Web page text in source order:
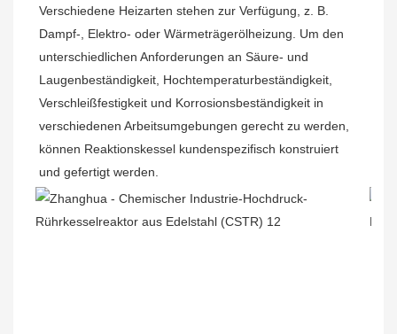
Verschiedene Heizarten stehen zur Verfügung, z. B.
Dampf-, Elektro- oder Wärmeträgerölheizung. Um den
unterschiedlichen Anforderungen an Säure- und
Laugenbeständigkeit, Hochtemperaturbeständigkeit,
Verschleißfestigkeit und Korrosionsbeständigkeit in
verschiedenen Arbeitsumgebungen gerecht zu werden,
können Reaktionskessel kundenspezifisch konstruiert
und gefertigt werden.